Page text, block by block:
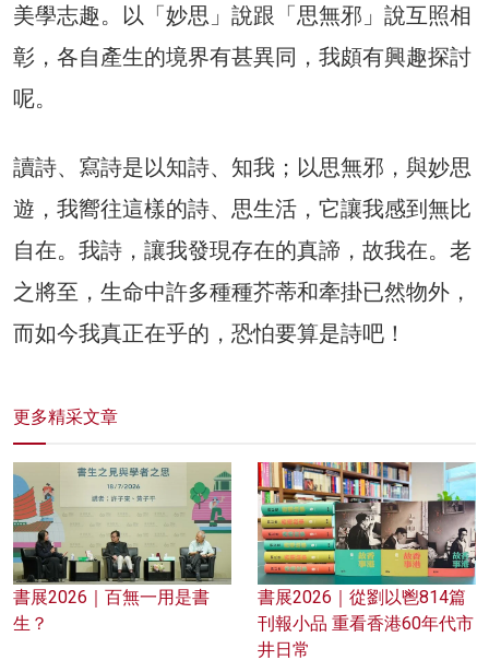
美學志趣。以「妙思」說跟「思無邪」說互照相
彰，各自產生的境界有甚異同，我頗有興趣探討
呢。
讀詩、寫詩是以知詩、知我；以思無邪，與妙思
遊，我嚮往這樣的詩、思生活，它讓我感到無比
自在。我詩，讓我發現存在的真諦，故我在。老
之將至，生命中許多種種芥蒂和牽掛已然物外，
而如今我真正在乎的，恐怕要算是詩吧！
更多精采文章
書展2026｜百無一用是書
生？
書展2026｜從劉以鬯814篇
刊報小品 重看香港60年代市
井日常